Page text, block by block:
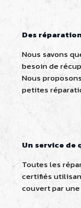
Des
Nous savons
besoin de
Nous
petites
Un service de
Toutes les
certifiés
couvert par